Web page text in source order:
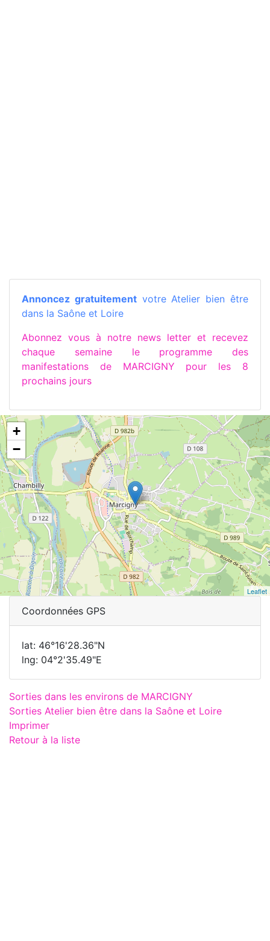
Annoncez gratuitementvotre Atelier bien être
dans la Saône et Loire
Abonnez vous à notre news letter et recevez
chaque semaine le programme des
manifestations de MARCIGNY pour les 8
prochains jours
+
−
Leaflet
Coordonnées GPS
lat: 46°16'28.36"N
lng: 04°2'35.49"E
Sorties dans les environs de MARCIGNY
Sorties Atelier bien être dans la Saône et Loire
Imprimer
Retour à la liste